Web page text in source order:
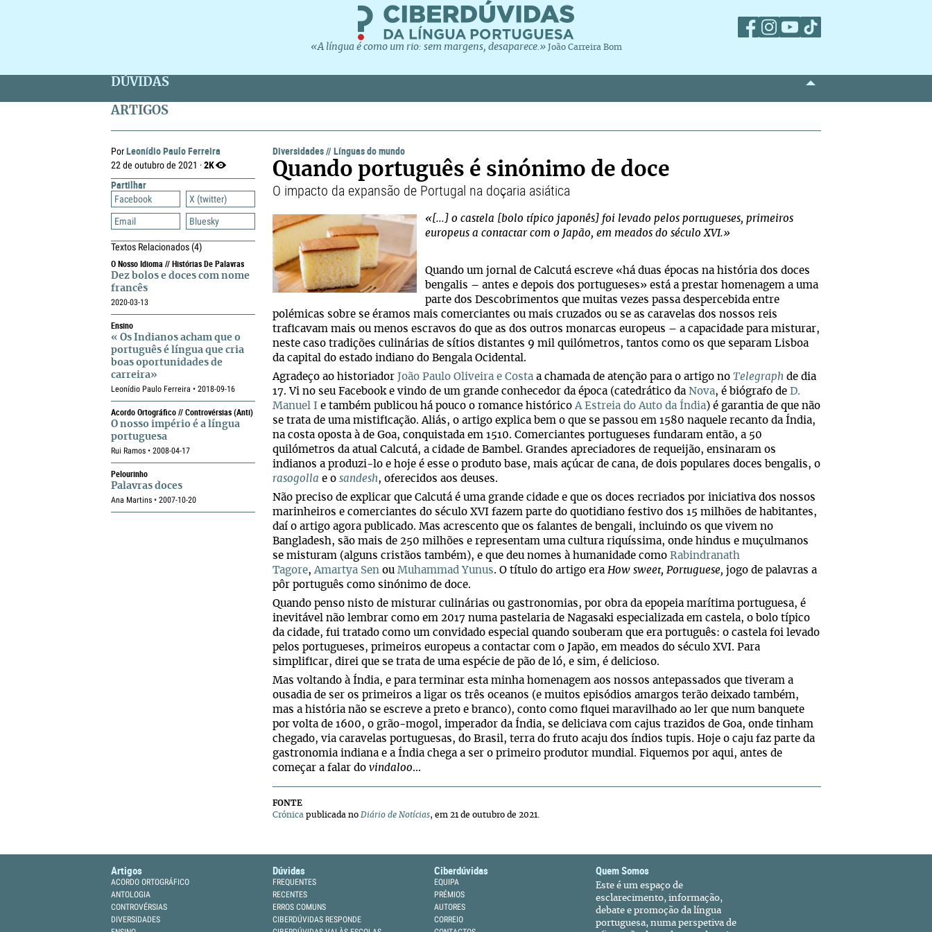
«A língua é como um rio: sem margens, desaparece.» João Carreira Bom
DÚVIDAS
ARTIGOS
PorLeonídio Paulo Ferreira
22 de outubro de 2021 ·2K
Partilhar
Facebook
X (twitter)
Email
Bluesky
Textos Relacionados(4)
O Nosso Idioma // Histórias De Palavras
Dez bolos e doces com nome
francês
2020-03-13
Ensino
« Os Indianos acham que o
português é língua que cria
boas oportunidades de
carreira»
Leonídio Paulo Ferreira • 2018-09-16
Acordo Ortográfico // Controvérsias (anti)
O nosso império é a língua
portuguesa
Rui Ramos • 2008-04-17
Pelourinho
Palavras doces
Ana Martins • 2007-10-20
Diversidades//Línguas do mundo
Quando português é sinónimo de doce
O impacto da expansão de Portugal na doçaria asiática
«[...] o castela [bolo típico japonês] foi levado pelos portugueses, primeiros
europeus a contactar com o Japão, em meados do século XVI.»
Quando um jornal de Calcutá escreve «há duas épocas na história dos doces
bengalis – antes e depois dos portugueses» está a prestar homenagem a uma
parte dos Descobrimentos que muitas vezes passa despercebida entre
polémicas sobre se éramos mais comerciantes ou mais cruzados ou se as caravelas dos nossos reis
traficavam mais ou menos escravos do que as dos outros monarcas europeus – a capacidade para misturar,
neste caso tradições culinárias de sítios distantes 9 mil quilómetros, tantos como os que separam Lisboa
da capital do estado indiano do Bengala Ocidental.
Agradeço ao historiador João Paulo Oliveira e Costa a chamada de atenção para o artigo no Telegraph de dia
17. Vi no seu Facebook e vindo de um grande conhecedor da época (catedrático da Nova, é biógrafo de D.
Manuel I e também publicou há pouco o romance históricoA Estreia do Auto da Índia) é garantia de que não
se trata de uma mistificação. Aliás, o artigo explica bem o que se passou em 1580 naquele recanto da Índia,
na costa oposta à de Goa, conquistada em 1510. Comerciantes portugueses fundaram então, a 50
quilómetros da atual Calcutá, a cidade de Bambel. Grandes apreciadores de requeijão, ensinaram os
indianos a produzi-lo e hoje é esse o produto base, mais açúcar de cana, de dois populares doces bengalis, o
rasogolla e o sandesh, oferecidos aos deuses.
Não preciso de explicar que Calcutá é uma grande cidade e que os doces recriados por iniciativa dos nossos
marinheiros e comerciantes do século XVI fazem parte do quotidiano festivo dos 15 milhões de habitantes,
daí o artigo agora publicado. Mas acrescento que os falantes de bengali, incluindo os que vivem no
Bangladesh, são mais de 250 milhões e representam uma cultura riquíssima, onde hindus e muçulmanos
se misturam (alguns cristãos também), e que deu nomes à humanidade como Rabindranath
Tagore,Amartya Sen ou Muhammad Yunus. O título do artigo era How sweet, Portuguese, jogo de palavras a
pôr português como sinónimo de doce.
Quando penso nisto de misturar culinárias ou gastronomias, por obra da epopeia marítima portuguesa, é
inevitável não lembrar como em 2017 numa pastelaria de Nagasaki especializada em castela, o bolo típico
da cidade, fui tratado como um convidado especial quando souberam que era português: o castela foi levado
pelos portugueses, primeiros europeus a contactar com o Japão, em meados do século XVI. Para
simplificar, direi que se trata de uma espécie de pão de ló, e sim, é delicioso.
Mas voltando à Índia, e para terminar esta minha homenagem aos nossos antepassados que tiveram a
ousadia de ser os primeiros a ligar os três oceanos (e muitos episódios amargos terão deixado também,
mas a história não se escreve a preto e branco), conto como fiquei maravilhado ao ler que num banquete
por volta de 1600, o grão-mogol, imperador da Índia, se deliciava com cajus trazidos de Goa, onde tinham
chegado, via caravelas portuguesas, do Brasil, terra do fruto acaju dos índios tupis. Hoje o caju faz parte da
gastronomia indiana e a Índia chega a ser o primeiro produtor mundial. Fiquemos por aqui, antes de
começar a falar do vindaloo...
FONTE
Crónica publicada no Diário de Notícias, em 21 de outubro de 2021.
Artigos
ACORDO ORTOGRÁFICO
ANTOLOGIA
CONTROVÉRSIAS
DIVERSIDADES
Dúvidas
FREQUENTES
RECENTES
ERROS COMUNS
CIBERDÚVIDAS RESPONDE
Ciberdúvidas
EQUIPA
PRÉMIOS
AUTORES
CORREIO
Quem Somos
Este é um espaço de
esclarecimento, informação,
debate e promoção da língua
portuguesa, numa perspetiva de